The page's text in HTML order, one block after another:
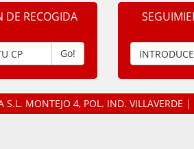
DE RECOGIDA
Go!
S.L. MONTEJO 4, POL. IND. VILLAVERDE